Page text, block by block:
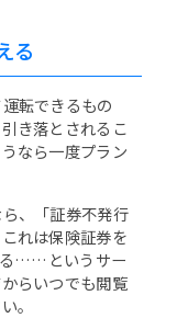
る
転できるもの
き落とされるこ
なら一度プラン
、「証券不発行
れは保険証券を
る……というサー
らいつでも閲覧
。